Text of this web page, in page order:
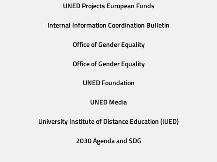
UNED Projects European Funds
Internal Information Coordination Bulletin
Office of Gender Equality
Office of Gender Equality
UNED Foundation
UNED Media
University Institute of Distance Education (IUED)
2030 Agenda and SDG